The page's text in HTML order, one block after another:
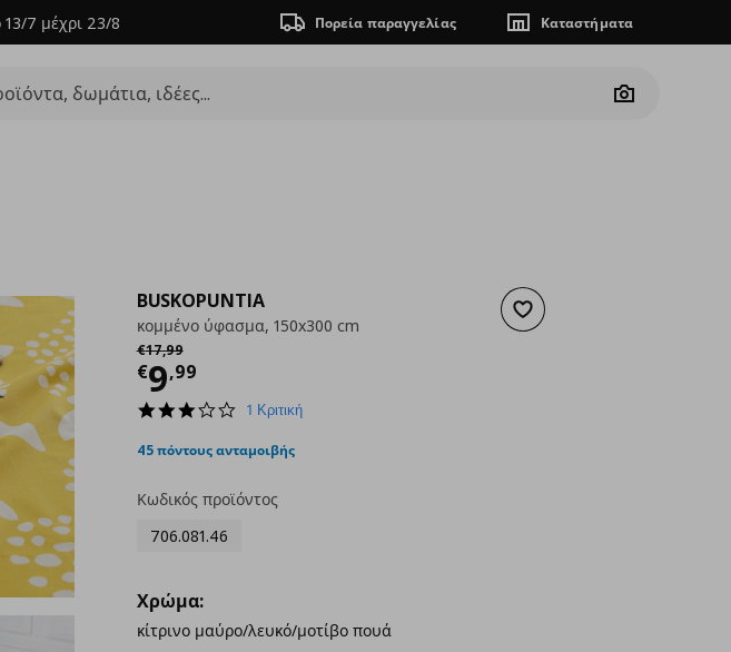
7 μέχρι 23/8 Πορεία παραγγελίας Καταστήματα
Camera
Προσθήκη στα αγαπημένα
BUSKOPUNTIA
κομμένο ύφασμα, 150x300 cm
€17,99
Αρχική τιμή
€9,99
Τρέχουσα τιμή
3.0
rating
1 Κριτική
45 πόντους ανταμοιβής
Κωδικός προϊόντος
706.081.46
Χρώμα:
κίτρινο μαύρο/λευκό/μοτίβο πουά